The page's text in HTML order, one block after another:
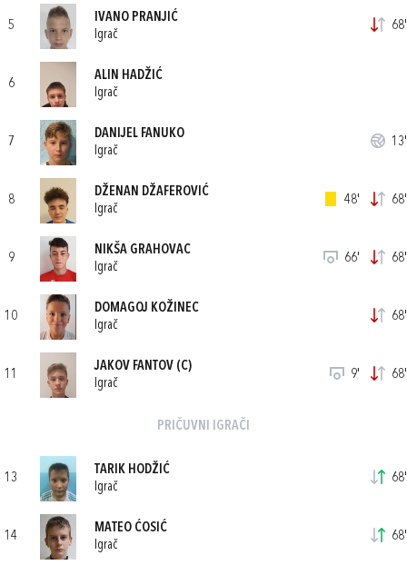
5
IVANO PRANJIĆ
Igrač
68'
6
ALIN HADŽIĆ
Igrač
7
DANIJEL FANUKO
Igrač
13'
8
DŽENAN DŽAFEROVIĆ
Igrač
48' 68'
9
NIKŠA GRAHOVAC
Igrač
66' 68'
10
DOMAGOJ KOŽINEC
Igrač
68'
11
JAKOV FANTOV (C)
Igrač
9' 68'
PRIČUVNI IGRAČI
13
TARIK HODŽIĆ
Igrač
68'
14
MATEO ĆOSIĆ
Igrač
68'